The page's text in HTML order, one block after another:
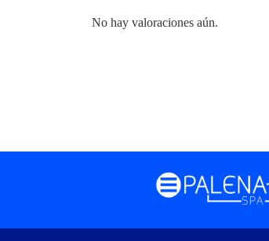
No hay valoraciones aún.